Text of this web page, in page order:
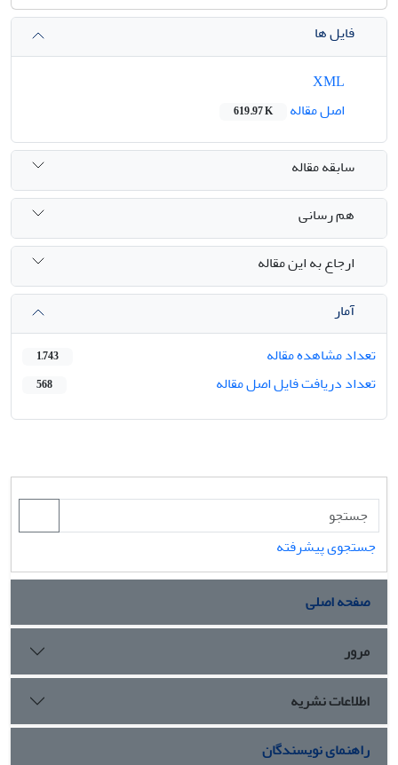
فایل ها
اصل مقاله
619.97 K
سابقه مقاله
هم رسانی
ارجاع به این مقاله
آمار
تعداد مشاهده مقاله
1,743
تعداد دریافت فایل اصل مقاله 568
جستجوی پیشرفته
صفحه اصلی
مرور
اطلاعات نشریه
راهنمای نویسندگان